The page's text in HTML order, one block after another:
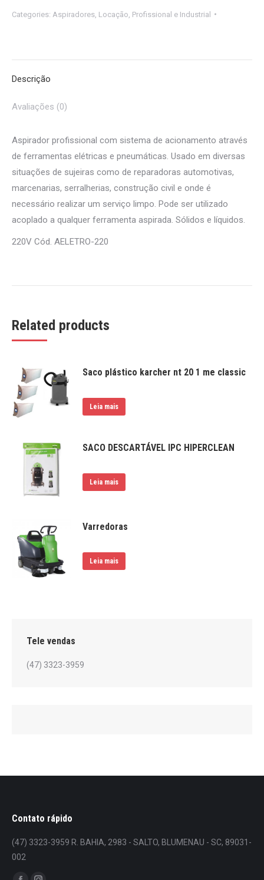
Categories: Aspiradores Locação Profissional e Industrial
Descrição
Avaliações (0)
Aspirador profissional com sistema de acionamento através
de ferramentas elétricas e pneumáticas. Usado em diversas
situações de sujeiras como de reparadoras automotivas,
marcenarias, serralherias, construção civil e onde é
necessário realizar um serviço limpo. Pode ser utilizado
acoplado a qualquer ferramenta aspirada. Sólidos e líquidos.
220V Cód. AELETRO-220
Related products
Saco plástico karcher nt 20 1 me classic
Leia mais
SACO DESCARTÁVEL IPC HIPERCLEAN
Leia mais
Varredoras
Leia mais
Tele vendas
(47) 3323-3959
Contato rápido
(47) 3323-3959 R. BAHIA, 2983 - SALTO, BLUMENAU - SC, 89031-
002
Encontre-nos em: